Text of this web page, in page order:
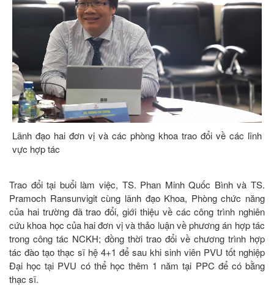
Lãnh đạo hai đơn vị và các phòng khoa trao đổi về các lĩnh
vực hợp tác
Trao đổi tại buổi làm việc, TS. Phan Minh Quốc Bình và TS.
Pramoch Ransunvigit cùng lãnh đạo Khoa, Phòng chức năng
của hai trường đã trao đổi, giới thiệu về các công trình nghiên
cứu khoa học của hai đơn vị và thảo luận về phương án hợp tác
trong công tác NCKH; đồng thời trao đổi về chương trình hợp
tác đào tạo thạc sĩ hệ 4+1 để sau khi sinh viên PVU tốt nghiệp
Đại học tại PVU có thể học thêm 1 năm tại PPC để có bằng
thạc sĩ.